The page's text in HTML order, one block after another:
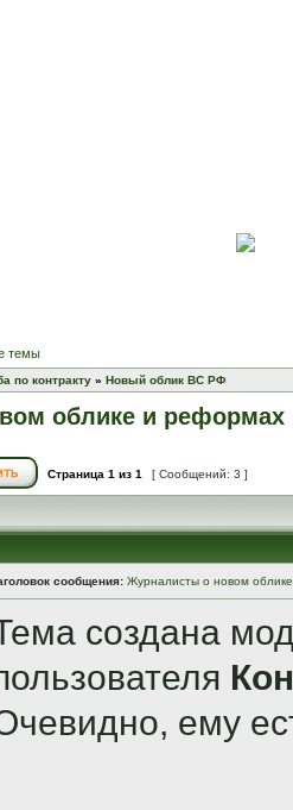
темы
по контракту » Новый облик ВС РФ
облике и реформах
Страница 1 из 1 [ Сообщений: 3 ]
сообщения: Журналисты о новом
создана
ему